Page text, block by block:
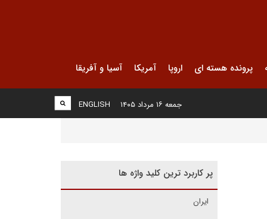
پرونده هسته ای اروپا آمریکا آسیا و آفریقا
ENGLISH جمعه ۱۶ مرداد ۱۴۰۵
پر کاربرد ترین کلید واژه ها
ایران